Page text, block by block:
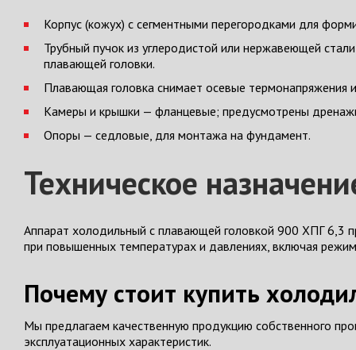
Корпус (кожух) с сегментными перегородками для
Трубный пучок из углеродистой или нержавеющей
плавающей головки.
Плавающая головка снимает осевые термонапряжения
Камеры и крышки — фланцевые; предусмотрены
Опоры — седловые, для монтажа на фундамент.
Техническое
Аппарат холодильный с плавающей головкой 900 ХПГ 6,3
при повышенных температурах и давлениях, включая
Почему стоит купить
Мы предлагаем качественную продукцию собственного
эксплуатационных характеристик.